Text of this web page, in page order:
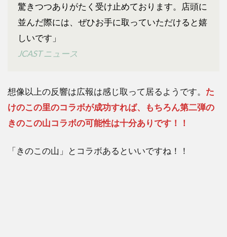
驚きつつありがたく受け止めております。店頭に
並んだ際には、ぜひお手に取っていただけると嬉
しいです」
JCAST ニュース
想像以上の反響は広報は感じ取って居るようです。 た
けのこの里のコラボが成功すれば、もちろん第二弾の
きのこの山コラボの可能性は十分ありです！！
「きのこの山」とコラボあるといいですね！！